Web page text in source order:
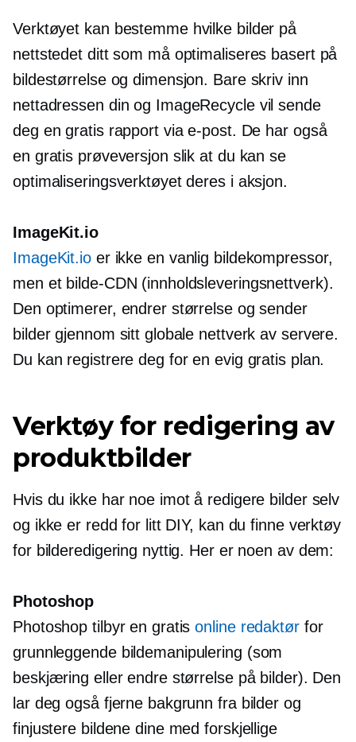
Verktøyet kan bestemme hvilke bilder på
nettstedet ditt som må optimaliseres basert på
bildestørrelse og dimensjon. Bare skriv inn
nettadressen din og ImageRecycle vil sende
deg en gratis rapport via e-post. De har også
en gratis prøveversjon slik at du kan se
optimaliseringsverktøyet deres i aksjon.
ImageKit.io
ImageKit.ioer ikke en vanlig bildekompressor,
men et bilde-CDN (innholdsleveringsnettverk).
Den optimerer, endrer størrelse og sender
bilder gjennom sitt globale nettverk av servere.
Du kan registrere deg for en evig gratis plan.
Verktøy for redigering av
produktbilder
Hvis du ikke har noe imot å redigere bilder selv
og ikke er redd for litt DIY, kan du finne verktøy
for bilderedigering nyttig. Her er noen av dem:
Photoshop
Photoshop tilbyr en gratisonline redaktørfor
grunnleggende bildemanipulering (som
beskjæring eller endre størrelse på bilder). Den
lar deg også fjerne bakgrunn fra bilder og
finjustere bildene dine med forskjellige